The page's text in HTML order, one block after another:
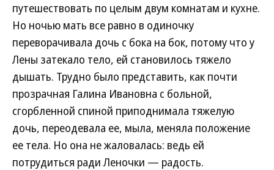
путешествовать по целым двум комнатам и кухне.
Но ночью мать все равно в одиночку
переворачивала дочь с бока на бок, потому что у
Лены затекало тело, ей становилось тяжело
дышать. Трудно было представить, как почти
прозрачная Галина Ивановна с больной,
сгорбленной спиной приподнимала тяжелую
дочь, переодевала ее, мыла, меняла положение
ее тела. Но она не жаловалась: ведь ей
потрудиться ради Леночки — радость.